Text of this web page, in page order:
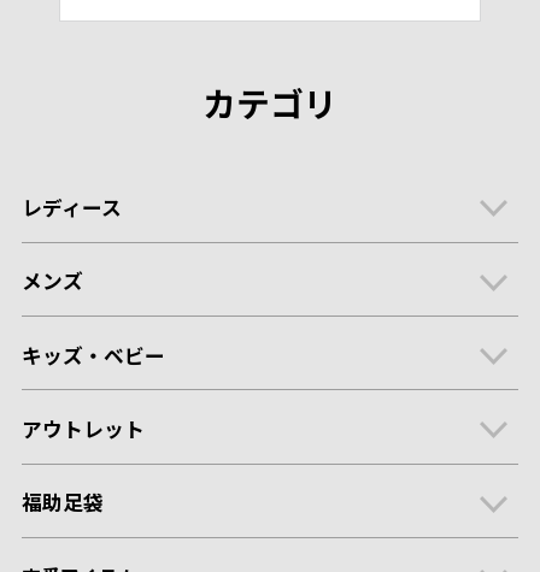
カテゴリ
レディース
メンズ
キッズ・ベビー
アウトレット
福助足袋